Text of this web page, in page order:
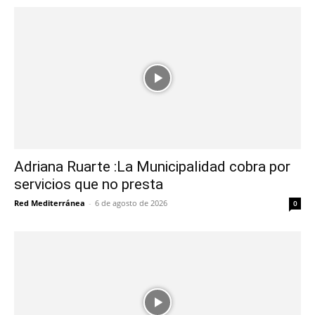
Adriana Ruarte :La Municipalidad cobra por
servicios que no presta
Red Mediterránea - 6 de agosto de 2026 0